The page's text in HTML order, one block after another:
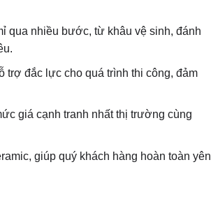
qua nhiều bước, từ khâu vệ sinh, đánh
trợ đắc lực cho quá trình thi công, đảm
giá cạnh tranh nhất thị trường cùng
giúp quý khách hàng hoàn toàn yên